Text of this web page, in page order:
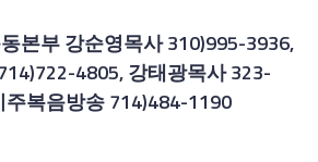
본부 강순영목사 310)995-3936,
4805,강태광목사323-
주복음방송714)484-1190